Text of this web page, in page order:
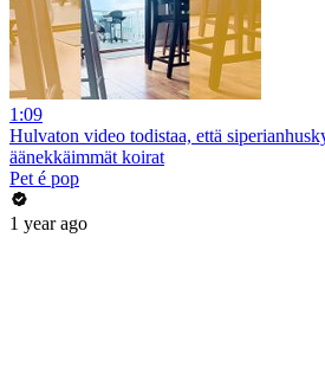
1:09
Hulvaton video todistaa, että
äänekkäimmät koirat
Pet é pop
1 year ago